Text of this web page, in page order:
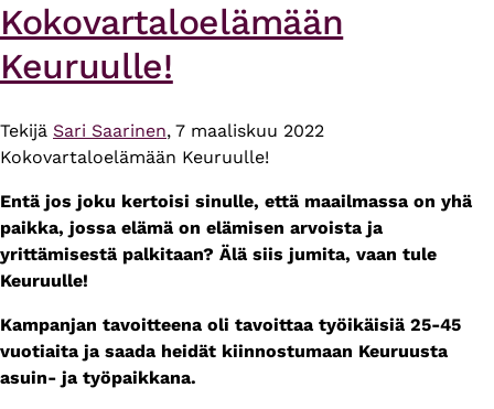
Kokovartaloelämään
Keuruulle!
Tekijä Sari Saarinen, 7 maaliskuu 2022
Kokovartaloelämään Keuruulle!
Entä jos joku kertoisi sinulle, että maailmassa on yhä
paikka, jossa elämä on elämisen arvoista ja
yrittämisestä palkitaan? Älä siis jumita, vaan tule
Keuruulle!
Kampanjan tavoitteena oli tavoittaa työikäisiä 25-45
vuotiaita ja saada heidät kiinnostumaan Keuruusta
asuin- ja työpaikkana.